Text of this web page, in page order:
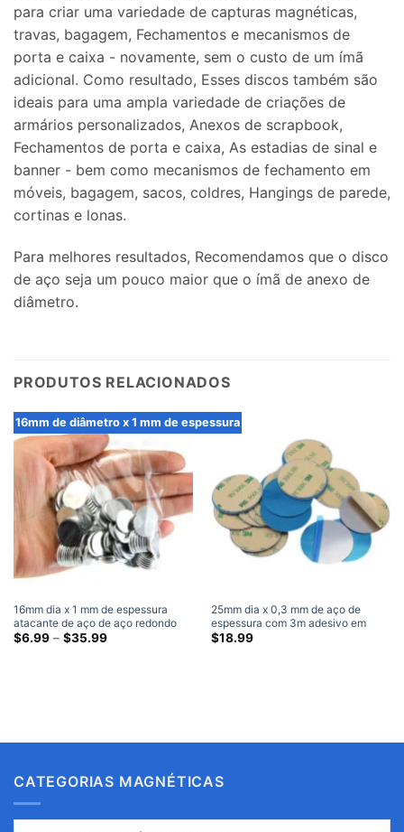
para criar uma variedade de capturas magnéticas,
travas, bagagem, Fechamentos e mecanismos de
porta e caixa - novamente, sem o custo de um ímã
adicional. Como resultado, Esses discos também são
ideais para uma ampla variedade de criações de
armários personalizados, Anexos de scrapbook,
Fechamentos de porta e caixa, As estadias de sinal e
banner - bem como mecanismos de fechamento em
móveis, bagagem, sacos, coldres, Hangings de parede,
cortinas e lonas.
Para melhores resultados, Recomendamos que o disco
de aço seja um pouco maior que o ímã de anexo de
diâmetro.
PRODUTOS RELACIONADOS
16mm de diâmetro x 1 mm de espessura
16mm dia x 1 mm de espessura
atacante de aço de aço redondo
placas de greve de aço metal
$6.99 – $35.99Faixa
25mm dia x 0,3 mm de aço de
espessura com 3m adesivo em
branco redondo placas de ataque
$18.99
CATEGORIAS MAGNÉTICAS